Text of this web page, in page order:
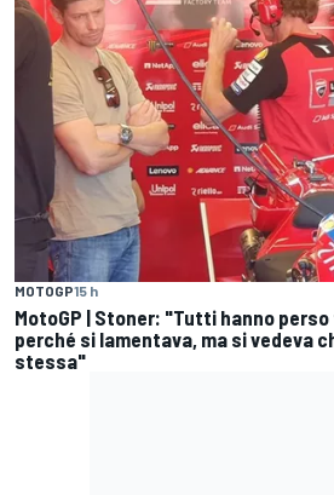
MOTOGP15 h
MotoGP | Stoner: "Tutti hanno
perché si lamentava, ma si vedeva
stessa"